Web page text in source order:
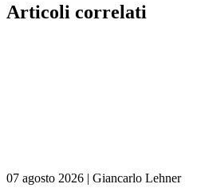
Articoli correlati
07 agosto 2026 | Giancarlo Lehner